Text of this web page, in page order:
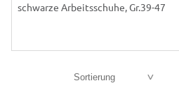
schwarze Arbeitsschuhe, Gr.39-47
Sortierung